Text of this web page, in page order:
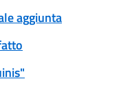
aggiunta